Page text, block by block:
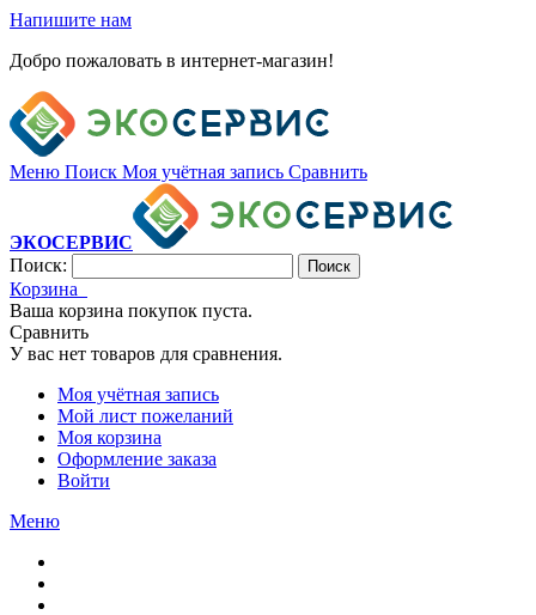
Напишите нам
Добро пожаловать в интернет-магазин!
Меню Поиск Моя учётная запись Сравнить
ЭКОСЕРВИС
Поиск:
Поиск
Корзина
Ваша корзина покупок пуста.
Сравнить
У вас нет товаров для сравнения.
Моя учётная запись
Мой лист пожеланий
Моя корзина
Оформление заказа
Войти
Меню